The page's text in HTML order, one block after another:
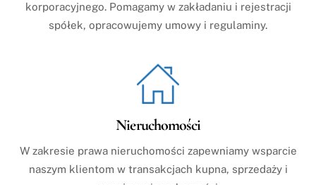
korporacyjnego. Pomagamy w zakładaniu i rejestracji
spółek, opracowujemy umowy i regulaminy.
Nieruchomości
W zakresie prawa nieruchomości zapewniamy wsparcie
naszym klientom w transakcjach kupna, sprzedaży i